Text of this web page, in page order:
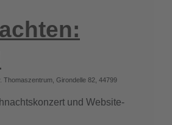
Thomaszentrum, Girondelle 82, 44799
und Website-